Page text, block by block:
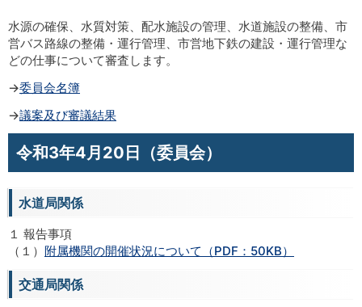
水源の確保、水質対策、配水施設の管理、水道施設の整備、市
営バス路線の整備・運行管理、市営地下鉄の建設・運行管理な
どの仕事について審査します。
→委員会名簿
→議案及び審議結果
令和3年4月20日（委員会）
水道局関係
１ 報告事項
（１） 附属機関の開催状況について（PDF：50KB）
交通局関係